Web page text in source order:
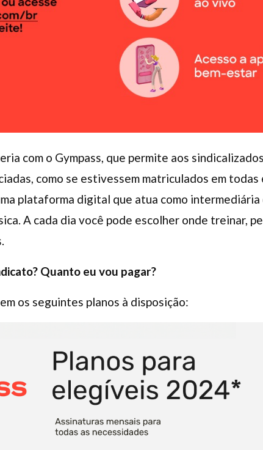
com o Gympass, que permite aos
como se estivessem matriculados em todas
plataforma digital que atua como
A cada dia você pode escolher onde treinar,
Quanto eu vou pagar?
os seguintes planos à disposição: